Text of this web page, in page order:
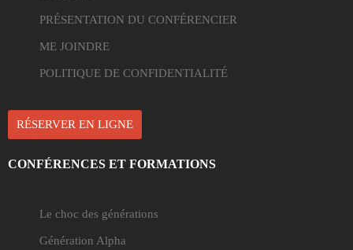
PRÉSENTATION DU CONFÉRENCIER
ME JOINDRE
POLITIQUE DE CONFIDENTIALITÉ
RÉSERVER EN LIGNE
CONFÉRENCES ET FORMATIONS
Le choc des générations
Génération Alpha